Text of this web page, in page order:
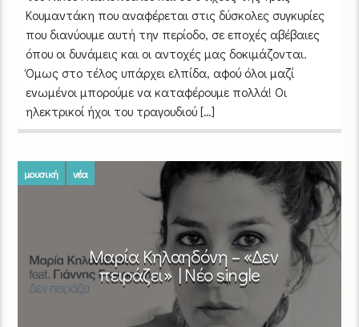
Κουμαντάκη που αναφέρεται στις δύσκολες συγκυρίες
που διανύουμε αυτή την περίοδο, σε εποχές αβέβαιες
όπου οι δυνάμεις και οι αντοχές μας δοκιμάζονται.
Όμως στο τέλος υπάρχει ελπίδα, αφού όλοι μαζί
ενωμένοι μπορούμε να καταφέρουμε πολλά! Οι
ηλεκτρικοί ήχοι του τραγουδιού […]
μουσική νέα
Mαρία Κηλαηδόνη – «Δεν
πειράζει» | Νέο single